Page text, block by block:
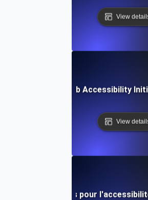
View
Web Accessibility
View
Lignes directrices pour